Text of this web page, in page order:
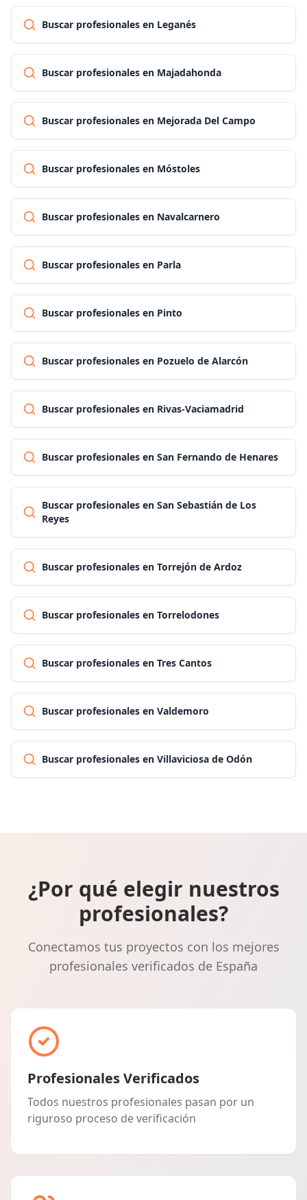
Buscar profesionales en Leganés
Buscar profesionales en Majadahonda
Buscar profesionales en Mejorada Del Campo
Buscar profesionales en Móstoles
Buscar profesionales en Navalcarnero
Buscar profesionales en Parla
Buscar profesionales en Pinto
Buscar profesionales en Pozuelo de Alarcón
Buscar profesionales en Rivas-Vaciamadrid
Buscar profesionales en San Fernando de Henares
Buscar profesionales en San Sebastián de Los
Reyes
Buscar profesionales en Torrejón de Ardoz
Buscar profesionales en Torrelodones
Buscar profesionales en Tres Cantos
Buscar profesionales en Valdemoro
Buscar profesionales en Villaviciosa de Odón
¿Por qué elegir nuestros
profesionales?
Conectamos tus proyectos con los mejores
profesionales verificados de España
Profesionales Verificados
Todos nuestros profesionales pasan por un
riguroso proceso de verificación